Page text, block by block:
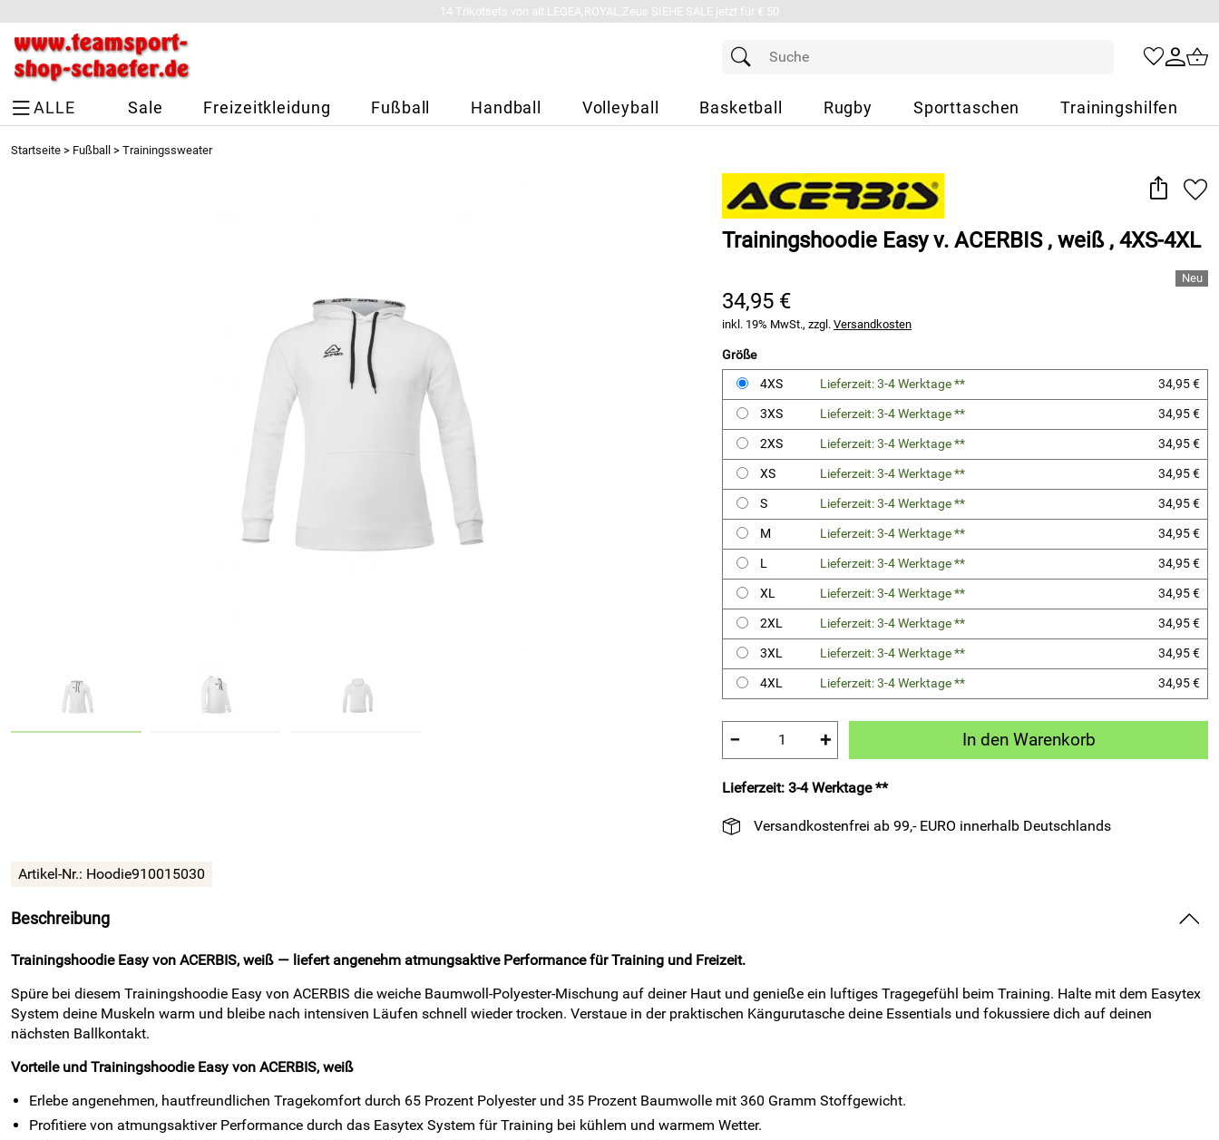
14 Trikotsets von alt.LEGEA,ROYAL,Zeus SIEHE SALE jetzt für € 50
ALLE Sale Freizeitkleidung Fußball Handball Volleyball Basketball Rugby Sporttaschen Trainingshilfen
Startseite > Fußball > Trainingssweater
Trainingshoodie Easy v. ACERBIS , weiß , 4XS-4XL
34,95 €
inkl. 19% MwSt., zzgl. Versandkosten
Größe
4XS
Lieferzeit: 3-4 Werktage **
34,95 €
3XS
Lieferzeit: 3-4 Werktage **
34,95 €
2XS
Lieferzeit: 3-4 Werktage **
34,95 €
XS
Lieferzeit: 3-4 Werktage **
34,95 €
S
Lieferzeit: 3-4 Werktage **
34,95 €
M
Lieferzeit: 3-4 Werktage **
34,95 €
L
Lieferzeit: 3-4 Werktage **
34,95 €
XL
Lieferzeit: 3-4 Werktage **
34,95 €
2XL
Lieferzeit: 3-4 Werktage **
34,95 €
3XL
Lieferzeit: 3-4 Werktage **
34,95 €
4XL
Lieferzeit: 3-4 Werktage ** 34,95 €
− + In den Warenkorb
Lieferzeit: 3-4 Werktage **
Versandkostenfrei ab 99,- EURO innerhalb Deutschlands
Artikel-Nr.: Hoodie910015030
Beschreibung
Trainingshoodie Easy von ACERBIS, weiß — liefert angenehm atmungsaktive Performance für Training und Freizeit.
Spüre bei diesem Trainingshoodie Easy von ACERBIS die weiche Baumwoll-Polyester-Mischung auf deiner Haut und genieße ein luftiges Tragegefühl beim Training. Halte mit dem Easytex
System deine Muskeln warm und bleibe nach intensiven Läufen schnell wieder trocken. Verstaue in der praktischen Kängurutasche deine Essentials und fokussiere dich auf deinen
nächsten Ballkontakt.
Vorteile und Trainingshoodie Easy von ACERBIS, weiß
Erlebe angenehmen, hautfreundlichen Tragekomfort durch 65 Prozent Polyester und 35 Prozent Baumwolle mit 360 Gramm Stoffgewicht.
Profitiere von atmungsaktiver Performance durch das Easytex System für Training bei kühlem und warmem Wetter.